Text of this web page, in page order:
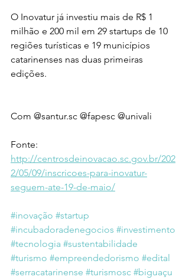
O Inovatur já investiu mais de R$ 1
milhão e 200 mil em 29 startups de 10
regiões turísticas e 19 municípios
catarinenses nas duas primeiras
edições.
Com @santur.sc @fapesc @univali
Fonte:
http://centrosdeinovacao.sc.gov.br/202
2/05/09/inscricoes-para-inovatur-
seguem-ate-19-de-maio/
#inovação #startup
#incubadoradenegocios #investimento
#tecnologia #sustentabilidade
#turismo #empreendedorismo #edital
#serracatarinense #turismosc #biguaçu